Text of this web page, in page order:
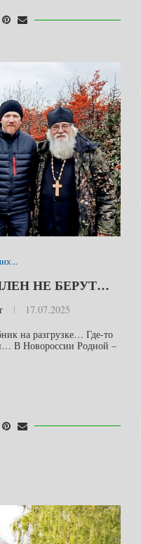
НЕ БЕРУТ…
17.07.2025
на разгрузке… Где-то
В Новороссии Родной –